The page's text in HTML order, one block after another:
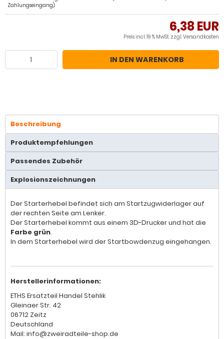
Zahlungseingang).
6,38 EUR
Preis incl. 19 % MwSt. zzgl.Versandkosten
IN DEN WARENKORB
Beschreibung
Produktempfehlungen
Passendes Zubehör
Explosionszeichnungen
Der Starterhebel befindet sich am Startzugwiderlager auf
der rechten Seite am Lenker.
Der Starterhebel kommt aus einem 3D-Drucker und hat die
Farbe grün.
In dem Starterhebel wird der Startbowdenzug eingehangen.
Herstellerinformationen:
ETHS Ersatzteil Handel Stehlik
Gleinaer Str. 42
06712 Zeitz
Deutschland
Mail: info@zweiradteile-shop.de